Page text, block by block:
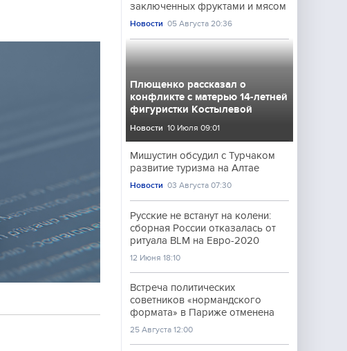
заключенных фруктами и мясом
Новости 05 Августа 20:36
Плющенко рассказал о
конфликте с матерью 14-летней
фигуристки Костылевой
Новости 10 Июля 09:01
Мишустин обсудил с Турчаком
развитие туризма на Алтае
Новости 03 Августа 07:30
Русские не встанут на колени:
сборная России отказалась от
ритуала BLM на Евро-2020
12 Июня 18:10
Встреча политических
советников «нормандского
формата» в Париже отменена
25 Августа 12:00